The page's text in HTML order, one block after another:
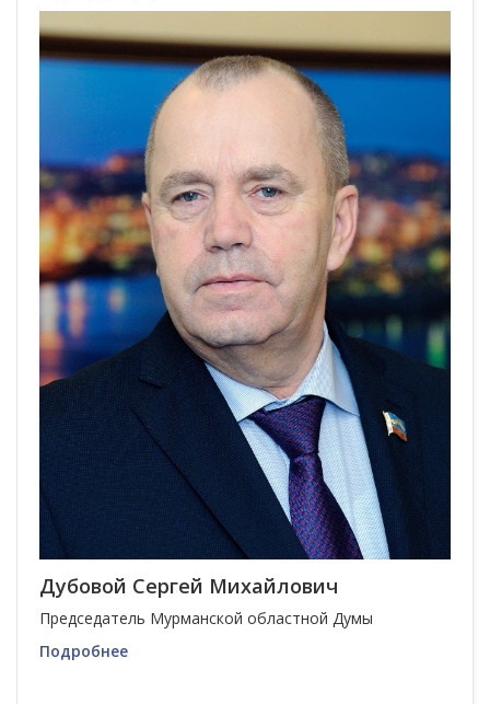
Дубовой Сергей Михайлович
Председатель Мурманской областной Думы
Подробнее